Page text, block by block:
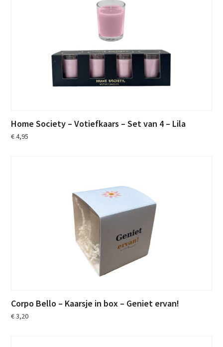
Home Society – Votiefkaars – Set van 4 – Lila
€4,95
Corpo Bello – Kaarsje in box – Geniet ervan!
€3,20